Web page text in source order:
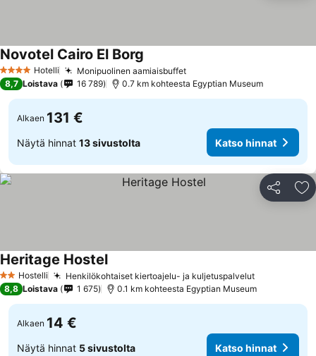
4 Tähtiluokitus
Hotelli Monipuolinen aamiaisbuffet
Novotel Cairo El Borg
8,7 Loistava 16 789 0.7 km kohteesta Egyptian Museum
Alkaen 131 €
Näytä hinnat 13 sivustolta Katso hinnat
Jaa
2 Tähtiluokitus
Hostelli Henkilökohtaiset kiertoajelu- ja kuljetuspalvelut
Heritage Hostel
8,8 Loistava 1 675 0.1 km kohteesta Egyptian Museum
Alkaen 14 €
Näytä hinnat 5 sivustolta Katso hinnat